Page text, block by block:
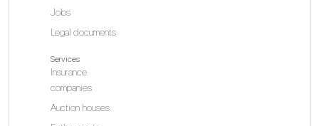
Jobs
Legal documents
Services
Insurance
companies
Auction houses